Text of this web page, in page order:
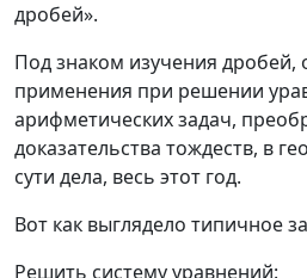
дробей».
Под знаком изучения дробей,
применения при решении
арифметических задач,
доказательства тождеств, в
сути дела, весь этот год.
Вот как выглядело типичное
Решить систему уравнений: